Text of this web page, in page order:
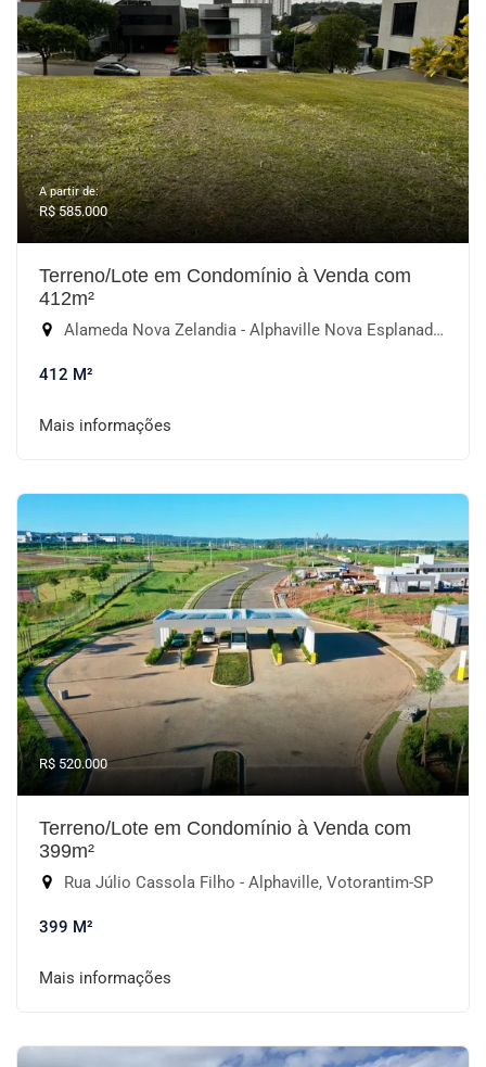
A partir de:
R$ 585.000
Terreno/Lote em Condomínio à Venda com
412m²
Alameda Nova Zelandia - Alphaville Nova Esplanada I, Votorantim-SP
412 M²
Mais informações
R$ 520.000
Terreno/Lote em Condomínio à Venda com
399m²
Rua Júlio Cassola Filho - Alphaville, Votorantim-SP
399 M²
Mais informações